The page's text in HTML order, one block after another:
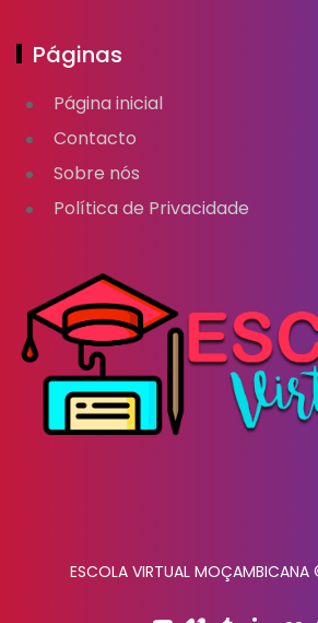
Páginas
Página inicial
Contacto
Sobre nós
Política de Privacidade
ESCOLA VIRTUAL